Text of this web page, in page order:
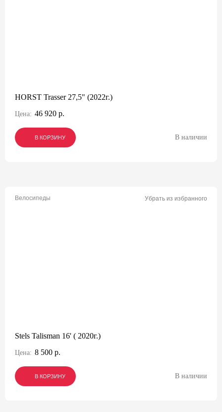
HORST Trasser 27,5" (2022г.)
Цена: 46 920 р.
В КОРЗИНУ
В КОРЗИНУ
В КОРЗИНУ В наличии
Велосипеды Убрать из избранного
Stels Talisman 16' ( 2020г.)
Цена: 8 500 р.
В КОРЗИНУ
В КОРЗИНУ
В КОРЗИНУ В наличии